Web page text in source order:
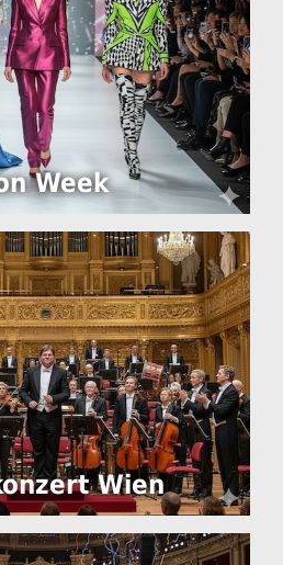
Week
Wien